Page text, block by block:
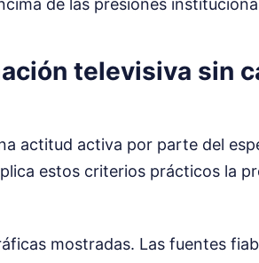
televisiva sin
actitud activa por parte del
estos criterios prácticos la
mostradas. Las fuentes